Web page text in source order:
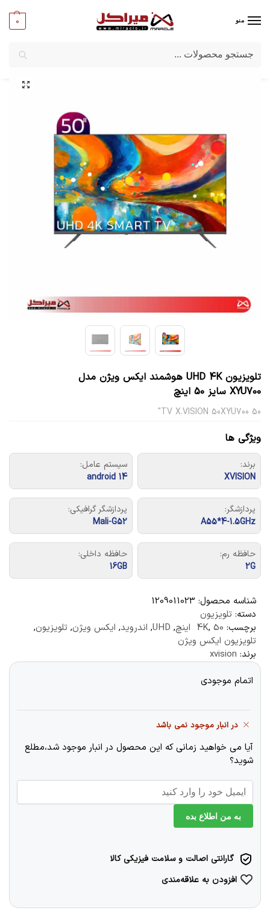
منو 0
میراکل/صوتی و تصویری/ تلویزیون
تلویزیون UHD 4K هوشمند ایکس ویژن مدل
XYU700 سایز 50 اینچ
TV X.VISION 50XYU700 50"
ویژگی ها
برند:
XVISION
سیستم عامل:
android 14
پردازشگر:
A55*4-1.5GHz
پردازشگر گرافیکی:
Mali-G52
حافظه رم:
2G
حافظه داخلی:
16GB
شناسه محصول: 1209011023
دسته: تلویزیون
برچسب:
4K, 50 اینچ ,
UHD
, اندروید, ایکس ویژن, تلویزیون,
تلویزیون ایکس ویژن
برند: xvision
اتمام موجودی
در انبار موجود نمی باشد
آیا می خواهید زمانی که این محصول در انبار موجود شد،مطلع
شوید؟
به من اطلاع بده
گارانتی اصالت و سلامت فیزیکی کالا
افزودن به علاقه‌مندی